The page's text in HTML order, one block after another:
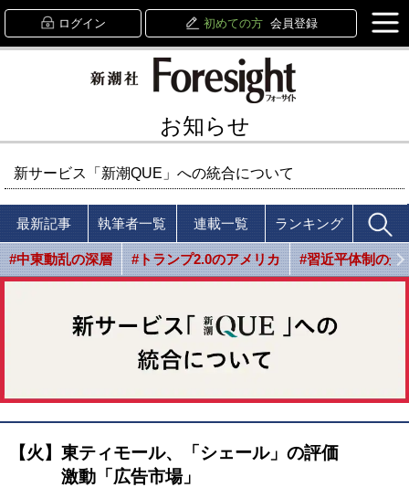
ログイン 初めての方 会員登録
お知らせ
新サービス「新潮QUE」への統合について
最新記事 執筆者一覧 連載一覧 ランキング
#中東動乱の深層 #トランプ2.0のアメリカ #習近平体制の光
【火】東ティモール、「シェール」の評価
激動「広告市場」